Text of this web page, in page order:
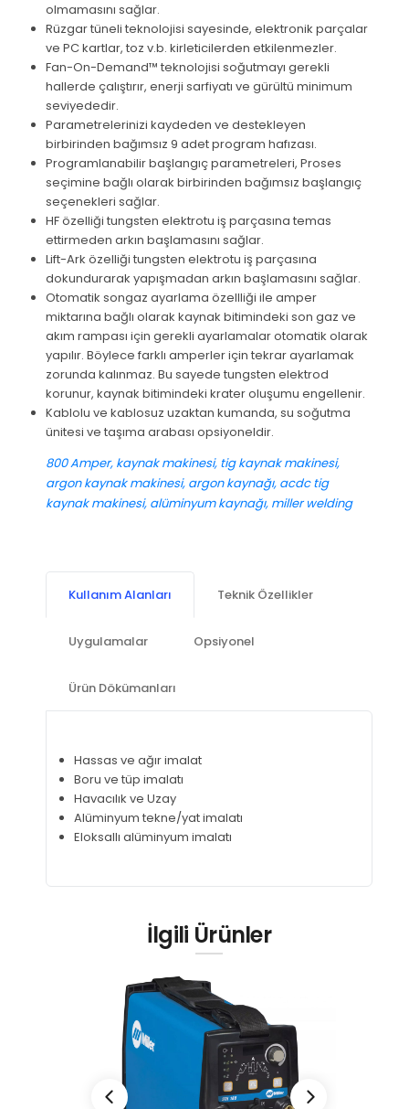
olmamasını sağlar.
Rüzgar tüneli teknolojisi sayesinde, elektronik parçalar
ve PC kartlar, toz v.b. kirleticilerden etkilenmezler.
Fan-On-Demand™ teknolojisi soğutmayı gerekli
hallerde çalıştırır, enerji sarfiyatı ve gürültü minimum
seviyededir.
Parametrelerinizi kaydeden ve destekleyen
birbirinden bağımsız 9 adet program hafızası.
Programlanabilir başlangıç parametreleri, Proses
seçimine bağlı olarak birbirinden bağımsız başlangıç
seçenekleri sağlar.
HF özelliği tungsten elektrotu iş parçasına temas
ettirmeden arkın başlamasını sağlar.
Lift-Ark özelliği tungsten elektrotu iş parçasına
dokundurarak yapışmadan arkın başlamasını sağlar.
Otomatik songaz ayarlama özellliği ile amper
miktarına bağlı olarak kaynak bitimindeki son gaz ve
akım rampası için gerekli ayarlamalar otomatik olarak
yapılır. Böylece farklı amperler için tekrar ayarlamak
zorunda kalınmaz. Bu sayede tungsten elektrod
korunur, kaynak bitimindeki krater oluşumu engellenir.
Kablolu ve kablosuz uzaktan kumanda, su soğutma
ünitesi ve taşıma arabası opsiyoneldir.
800 Amper, kaynak makinesi, tig kaynak makinesi,
argon kaynak makinesi, argon kaynağı, acdc tig
kaynak makinesi, alüminyum kaynağı, miller welding
Kullanım Alanları Teknik Özellikler
Uygulamalar Opsiyonel
Ürün Dökümanları
Hassas ve ağır imalat
Boru ve tüp imalatı
Havacılık ve Uzay
Alüminyum tekne/yat imalatı
Eloksallı alüminyum imalatı
İlgili Ürünler